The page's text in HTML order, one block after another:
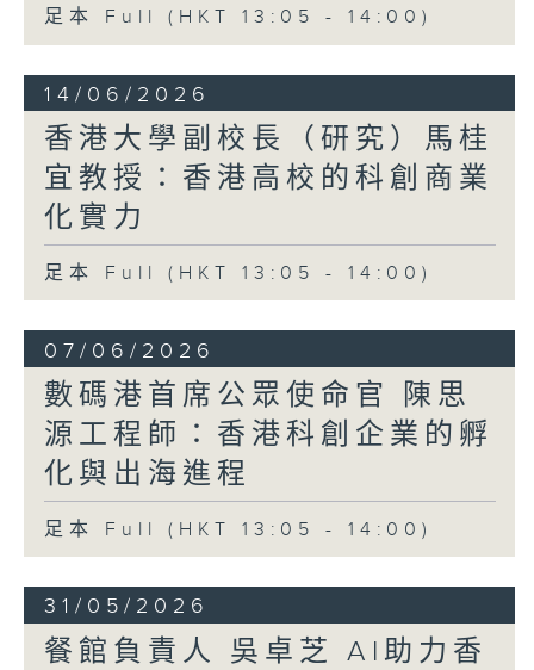
足本 Full (HKT 13:05 - 14:00)
14/06/2026
香港大學副校長（研究）馬桂
宜教授：香港高校的科創商業
化實力
足本 Full (HKT 13:05 - 14:00)
07/06/2026
數碼港首席公眾使命官 陳思
源工程師：香港科創企業的孵
化與出海進程
足本 Full (HKT 13:05 - 14:00)
31/05/2026
餐館負責人 吳卓芝 AI助力香